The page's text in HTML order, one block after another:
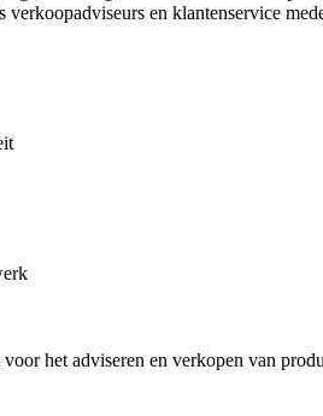
en klantenservice
het adviseren en verkopen van